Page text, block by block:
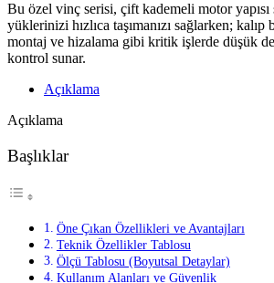
Bu özel vinç serisi, çift kademeli motor yapısı
yüklerinizi hızlıca taşımanızı sağlarken; kalıp
montaj ve hizalama gibi kritik işlerde düşük
kontrol sunar.
Açıklama
Açıklama
Başlıklar
Öne Çıkan Özellikleri ve Avantajları
Teknik Özellikler Tablosu
Ölçü Tablosu (Boyutsal Detaylar)
Kullanım Alanları ve Güvenlik